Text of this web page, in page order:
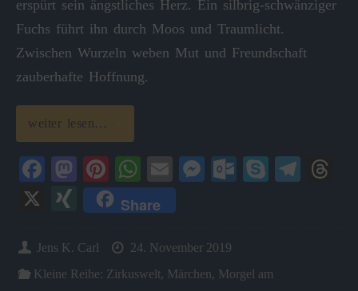
m
erspürt sein ängstliches Herz. Ein silbrig-schwänziger
Fuchs führt ihn durch Moos und Traumlicht.
Zwischen Wurzeln weben Mut und Freundschaft
zauberhafte Hoffnung.
weiter lesen…
Fa
ce
ok
M
as
to
do
n
Pi
nt
er
es
t
W
ha
ts
A
pp
E
m
ail
M
ng
er
O
.c
S
Te
X
X
N
G
Share
Jens K. Carl
24. November 2019
Kleine Reihe: Zirkuswelt, Märchen, Morgel am